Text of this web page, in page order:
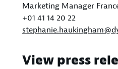
Marketing Manager
+01 41 14 20 22
View press